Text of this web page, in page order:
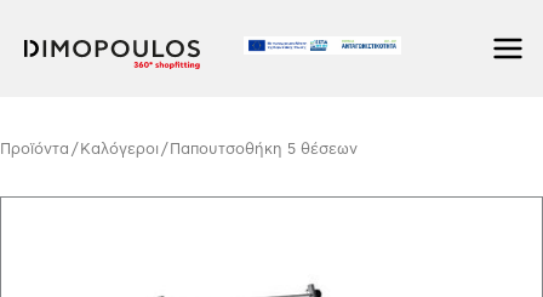
στο
Προϊόντα / Kαλόγεροι / Παπουτσοθήκη 5 θέσεων